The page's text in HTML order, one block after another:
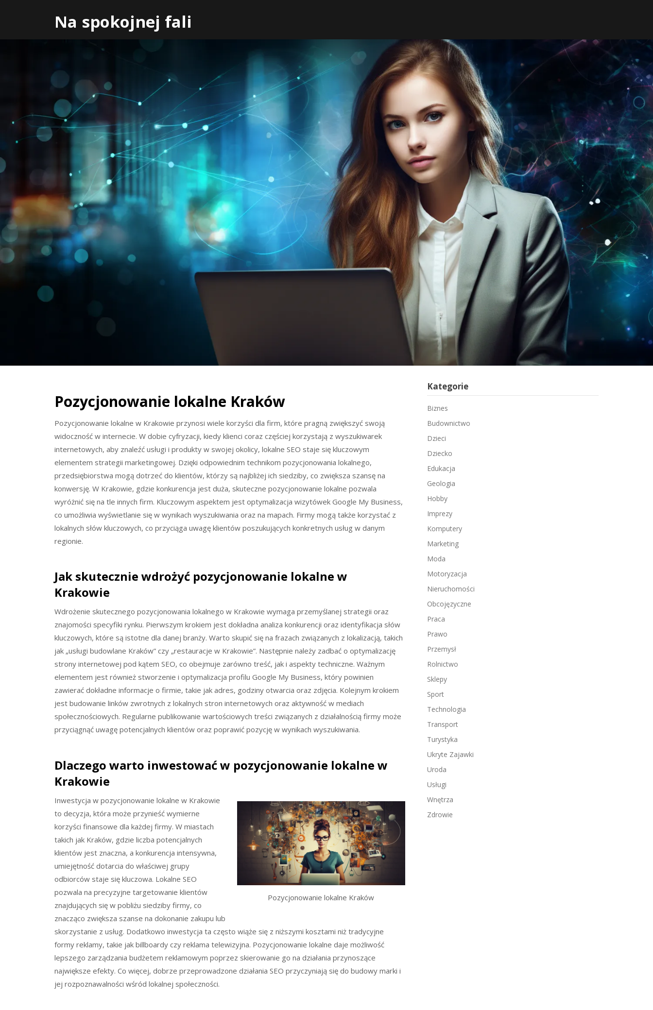
Na spokojnej fali
Pozycjonowanie lokalne Kraków
Pozycjonowanie lokalne w Krakowie przynosi wiele korzyści dla firm, które pragną zwiększyć swoją
widoczność w internecie. W dobie cyfryzacji, kiedy klienci coraz częściej korzystają z wyszukiwarek
internetowych, aby znaleźć usługi i produkty w swojej okolicy, lokalne SEO staje się kluczowym
elementem strategii marketingowej. Dzięki odpowiednim technikom pozycjonowania lokalnego,
przedsiębiorstwa mogą dotrzeć do klientów, którzy są najbliżej ich siedziby, co zwiększa szansę na
konwersję. W Krakowie, gdzie konkurencja jest duża, skuteczne pozycjonowanie lokalne pozwala
wyróżnić się na tle innych firm. Kluczowym aspektem jest optymalizacja wizytówek Google My Business,
co umożliwia wyświetlanie się w wynikach wyszukiwania oraz na mapach. Firmy mogą także korzystać z
lokalnych słów kluczowych, co przyciąga uwagę klientów poszukujących konkretnych usług w danym
regionie.
Jak skutecznie wdrożyć pozycjonowanie lokalne w
Krakowie
Wdrożenie skutecznego pozycjonowania lokalnego w Krakowie wymaga przemyślanej strategii oraz
znajomości specyfiki rynku. Pierwszym krokiem jest dokładna analiza konkurencji oraz identyfikacja słów
kluczowych, które są istotne dla danej branży. Warto skupić się na frazach związanych z lokalizacją, takich
jak „usługi budowlane Kraków” czy „restauracje w Krakowie”. Następnie należy zadbać o optymalizację
strony internetowej pod kątem SEO, co obejmuje zarówno treść, jak i aspekty techniczne. Ważnym
elementem jest również stworzenie i optymalizacja profilu Google My Business, który powinien
zawierać dokładne informacje o firmie, takie jak adres, godziny otwarcia oraz zdjęcia. Kolejnym krokiem
jest budowanie linków zwrotnych z lokalnych stron internetowych oraz aktywność w mediach
społecznościowych. Regularne publikowanie wartościowych treści związanych z działalnością firmy może
przyciągnąć uwagę potencjalnych klientów oraz poprawić pozycję w wynikach wyszukiwania.
Dlaczego warto inwestować w pozycjonowanie lokalne w
Krakowie
Pozycjonowanie lokalne Kraków
Inwestycja w pozycjonowanie lokalne w Krakowie
to decyzja, która może przynieść wymierne
korzyści finansowe dla każdej firmy. W miastach
takich jak Kraków, gdzie liczba potencjalnych
klientów jest znaczna, a konkurencja intensywna,
umiejętność dotarcia do właściwej grupy
odbiorców staje się kluczowa. Lokalne SEO
pozwala na precyzyjne targetowanie klientów
znajdujących się w pobliżu siedziby firmy, co
znacząco zwiększa szanse na dokonanie zakupu lub
skorzystanie z usług. Dodatkowo inwestycja ta często wiąże się z niższymi kosztami niż tradycyjne
formy reklamy, takie jak billboardy czy reklama telewizyjna. Pozycjonowanie lokalne daje możliwość
lepszego zarządzania budżetem reklamowym poprzez skierowanie go na działania przynoszące
największe efekty. Co więcej, dobrze przeprowadzone działania SEO przyczyniają się do budowy marki i
jej rozpoznawalności wśród lokalnej społeczności.
Kategorie
Biznes
Budownictwo
Dzieci
Dziecko
Edukacja
Geologia
Hobby
Imprezy
Komputery
Marketing
Moda
Motoryzacja
Nieruchomości
Obcojęzyczne
Praca
Prawo
Przemysł
Rolnictwo
Sklepy
Sport
Technologia
Transport
Turystyka
Ukryte Zajawki
Uroda
Usługi
Wnętrza
Zdrowie